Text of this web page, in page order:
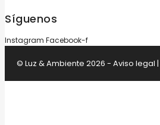
Síguenos
Instagram Facebook-f
© Luz & Ambiente 2026 - Aviso legal |